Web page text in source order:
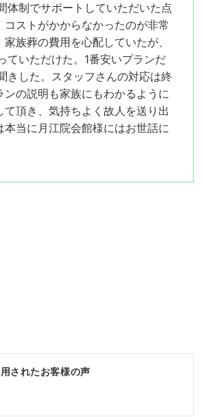
体制でサポートしていただいた点
コストがかからなかったのが非常
族葬の費用を心配していたが、
ていただけた。1番安いプランだ
きした。スタッフさんの対応は終
ンの説明も家族にもわかるように
て頂き、気持ちよく故人を送り出
本当に月江院会館様にはお世話に
されたお客様の声